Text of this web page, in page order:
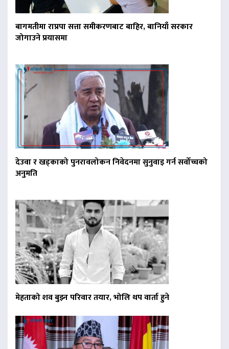
बागमतीमा राप्रपा सत्ता समीकरणबाट बाहिर, बानियाँ सरकार
जोगाउने प्रयासमा
देउवा र खड्काको पुनरावलोकन निवेदनमा सुनुवाइ गर्न सर्वोच्चको
अनुमति
मेहताको शव बुझ्न परिवार तयार, भोलि थप वार्ता हुने